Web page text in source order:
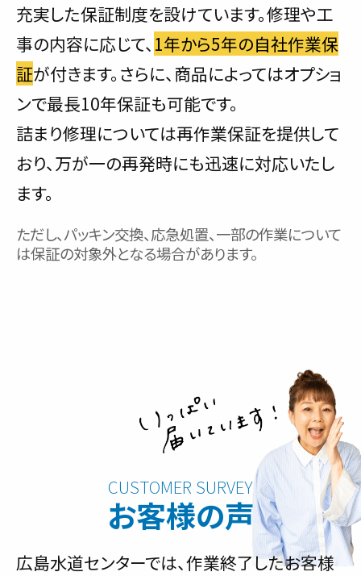
充実した保証制度を設けています。修理や工
事の内容に応じて、 1年から5年の自社作業保
証が付きます。さらに、商品によってはオプショ
ンで最長10年保証も可能です。
詰まり修理については再作業保証を提供して
おり、万が一の再発時にも迅速に対応いたし
ます。
ただし、パッキン交換、応急処置、一部の作業について
は保証の対象外となる場合があります。
お客様の声
広島水道センターでは、作業終了したお客様